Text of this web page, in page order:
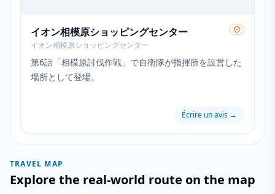
イオン相模原ショッピングセンター
イオン相模原ショッピングセンター
第6話「相模原討伐作戦」で自衛隊が指揮所を設営した
場所として登場。
Écrire un avis →
TRAVEL MAP
Explore the real-world route on the map